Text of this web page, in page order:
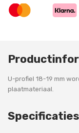
U-profiel 18-19 mm
plaatmateriaal.
Specificaties